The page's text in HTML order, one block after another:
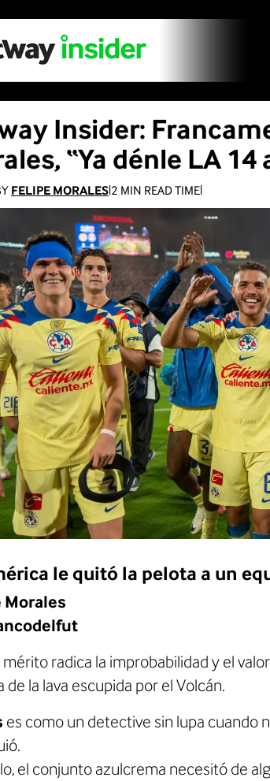
Insider:
“Ya dénle LA 14
FELIPE MORALES|2 MIN READ TIME|
le quitó la pelota a un
Morales
mérito radica la improbabilidad y el
de la lava escupida por el Volcán.
es como un detective sin lupa cuando
el conjunto azulcrema necesitó de